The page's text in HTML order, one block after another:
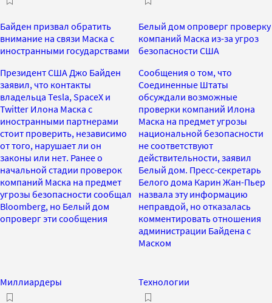
Байден призвал обратить
внимание на связи Маска с
иностранными государствами
Президент США Джо Байден
заявил, что контакты
владельца Tesla, SpaceХ и
Twitter Илона Маска с
иностранными партнерами
стоит проверить, независимо
от того, нарушает ли он
законы или нет. Ранее о
начальной стадии проверок
компаний Маска на предмет
угрозы безопасности сообщал
Bloomberg, но Белый дом
опроверг эти сообщения
Белый дом опроверг проверку
компаний Маска из-за угроз
безопасности США
Сообщения о том, что
Соединенные Штаты
обсуждали возможные
проверки компаний Илона
Маска на предмет угрозы
национальной безопасности
не соответствуют
действительности, заявил
Белый дом. Пресс-секретарь
Белого дома Карин Жан-Пьер
назвала эту информацию
неправдой, но отказалась
комментировать отношения
администрации Байдена с
Маском
Миллиардеры Технологии